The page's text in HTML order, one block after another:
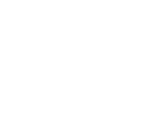
наас оюутнуудыг дотуур байранд